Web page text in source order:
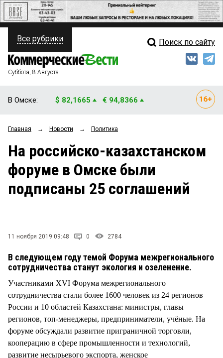
ПОЛИТИКА
ФИНАНСЫ
ОБЩЕСТВО
ЗАКОН
НОВОСТИ КОМПАНИЙ
Свежий выпуск
Рейтинги
Блоги
Архив
Все рубрики Поиск по сайту
Суббота, 8 Августа
В Омске: $ 82,1665 € 94,8366
Главная → Новости → Политика
На российско-казахстанском
форуме в Омске были
подписаны 25 соглашений
11 ноября 2019 09:48 0 2784
В следующем году темой Форума межрегионального
сотрудничества станут экология и озеленение.
Участниками XVI Форума межрегионального
сотрудничества стали более 1600 человек из 24 регионов
России и 10 областей Казахстана: министры, главы
регионов, топ-менеджеры, предприниматели, учёные. На
форуме обсуждали развитие приграничной торговли,
кооперацию в сфере промышленности и технологий,
развитие несырьевого экспорта, женское